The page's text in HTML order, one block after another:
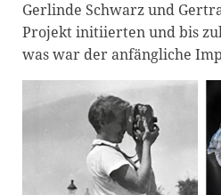
Gerlinde Schwarz und
Projekt initiierten und bis
was war der anfängliche